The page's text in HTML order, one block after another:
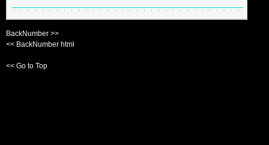
BackNumber >>
<< BackNumber html
<< Go to Top